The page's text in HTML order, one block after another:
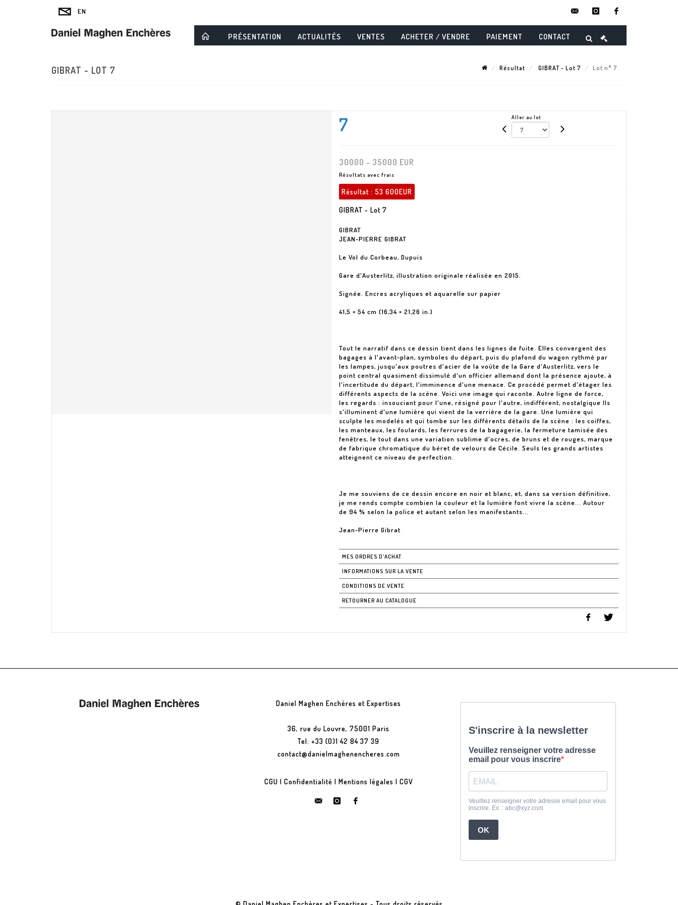
instagram
PRÉSENTATION ACTUALITÉS VENTES ACHETER / VENDRE PAIEMENT CONTACT
GIBRAT - LOT 7 Résultat GIBRAT - Lot 7 Lot n° 7
7 Aller au lot
30000 - 35000 EUR
Résultats avec frais
Résultat : 53 600EUR
GIBRAT - Lot 7
GIBRAT
JEAN-PIERRE GIBRAT
Le Vol du Corbeau, Dupuis
Gare d'Austerlitz, illustration originale réalisée en 2015.
Signée. Encres acryliques et aquarelle sur papier
41,5 × 54 cm (16,34 × 21,26 in.)
Tout le narratif dans ce dessin tient dans les lignes de fuite. Elles convergent des
bagages à l'avant-plan, symboles du départ, puis du plafond du wagon rythmé par
les lampes, jusqu'aux poutres d'acier de la voûte de la Gare d'Austerlitz, vers le
point central quasiment dissimulé d'un officier allemand dont la présence ajoute, à
l'incertitude du départ, l'imminence d'une menace. Ce procédé permet d'étager les
différents aspects de la scène. Voici une image qui raconte. Autre ligne de force,
les regards : insouciant pour l'une, résigné pour l'autre, indifférent, nostalgique Ils
s'illuminent d'une lumière qui vient de la verrière de la gare. Une lumière qui
sculpte les modelés et qui tombe sur les différents détails de la scène : les coiffes,
les manteaux, les foulards, les ferrures de la bagagerie, la fermeture tamisée des
fenêtres, le tout dans une variation sublime d'ocres, de bruns et de rouges, marque
de fabrique chromatique du béret de velours de Cécile. Seuls les grands artistes
atteignent ce niveau de perfection.
Je me souviens de ce dessin encore en noir et blanc, et, dans sa version définitive,
je me rends compte combien la couleur et la lumière font vivre la scène... Autour
de 94 % selon la police et autant selon les manifestants...
Jean-Pierre Gibrat
MES ORDRES D'ACHAT
INFORMATIONS SUR LA VENTE
CONDITIONS DE VENTE
RETOURNER AU CATALOGUE
Daniel Maghen Enchères et Expertises
36, rue du Louvre, 75001 Paris
Tel: +33 (0)1 42 84 37 39
contact@danielmaghenencheres.com
CGU | Confidentialité | Mentions légales | CGV